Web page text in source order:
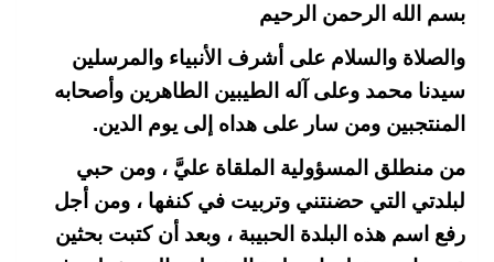
بسم الله الرحمن الرحيم
والصلاة والسلام على أشرف الأنبياء والمرسلين
سيدنا محمد وعلى آله الطيبين الطاهرين وأصحابه
المنتجبين ومن سار على هداه إلى يوم الدين.
من منطلق المسؤولية الملقاة عليَّ ، ومن حبي
لبلدتي التي حضنتني وتربيت في كنفها ، ومن أجل
رفع اسم هذه البلدة الحبيبة ، وبعد أن كتبت بحثين